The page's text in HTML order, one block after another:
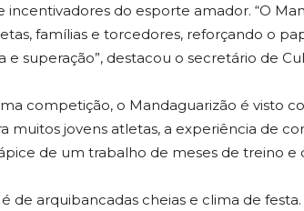
incentivadores do esporte amador. “O
famílias e torcedores, reforçando o
e superação”, destacou o secretário de
competição, o Mandaguarizão é visto
muitos jovens atletas, a experiência de
de um trabalho de meses de treino e
de arquibancadas cheias e clima de